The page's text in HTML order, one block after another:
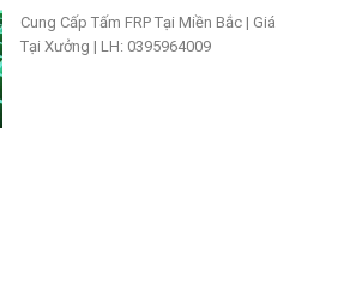
Cung Cấp Tấm FRP Tại Miền Bắc | Giá
Tại Xưởng | LH: 0395964009